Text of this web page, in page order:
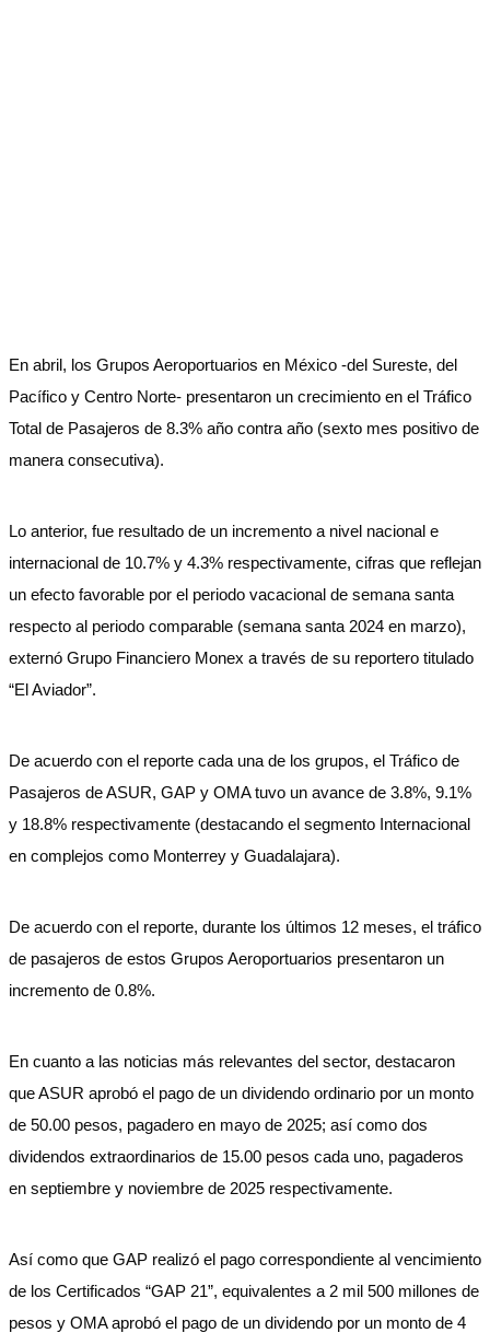
En abril, los Grupos Aeroportuarios en México -del Sureste, del
Pacífico y Centro Norte- presentaron un crecimiento en el Tráfico
Total de Pasajeros de 8.3% año contra año (sexto mes positivo de
manera consecutiva).
Lo anterior, fue resultado de un incremento a nivel nacional e
internacional de 10.7% y 4.3% respectivamente, cifras que reflejan
un efecto favorable por el periodo vacacional de semana santa
respecto al periodo comparable (semana santa 2024 en marzo),
externó Grupo Financiero Monex a través de su reportero titulado
“El Aviador”.
De acuerdo con el reporte cada una de los grupos, el Tráfico de
Pasajeros de ASUR, GAP y OMA tuvo un avance de 3.8%, 9.1%
y 18.8% respectivamente (destacando el segmento Internacional
en complejos como Monterrey y Guadalajara).
De acuerdo con el reporte, durante los últimos 12 meses, el tráfico
de pasajeros de estos Grupos Aeroportuarios presentaron un
incremento de 0.8%.
En cuanto a las noticias más relevantes del sector, destacaron
que ASUR aprobó el pago de un dividendo ordinario por un monto
de 50.00 pesos, pagadero en mayo de 2025; así como dos
dividendos extraordinarios de 15.00 pesos cada uno, pagaderos
en septiembre y noviembre de 2025 respectivamente.
Así como que GAP realizó el pago correspondiente al vencimiento
de los Certificados “GAP 21”, equivalentes a 2 mil 500 millones de
pesos y OMA aprobó el pago de un dividendo por un monto de 4